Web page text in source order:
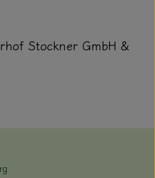
Stockner GmbH &